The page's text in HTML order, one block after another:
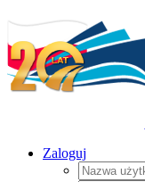
Zaloguj